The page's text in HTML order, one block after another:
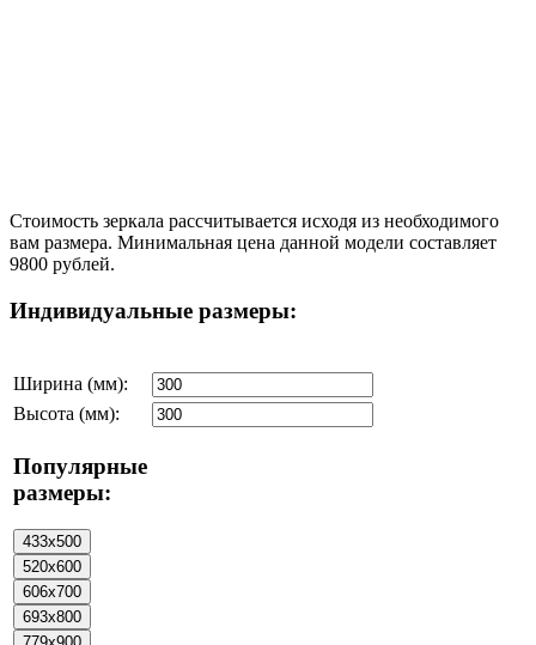
Стоимость зеркала рассчитывается исходя из необходимого
вам размера. Минимальная цена данной модели составляет
9800 рублей.
Индивидуальные размеры:
Ширина (мм):
Высота (мм):
Популярные
размеры: